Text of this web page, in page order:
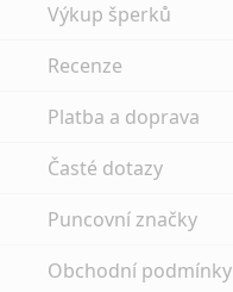
Výkup šperků
Recenze
Platba a doprava
Časté dotazy
Puncovní značky
Obchodní podmínky